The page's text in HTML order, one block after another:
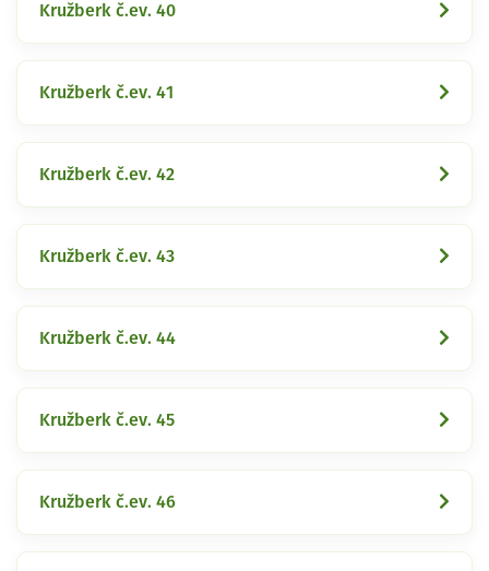
Kružberk č.ev. 40
Kružberk č.ev. 41
Kružberk č.ev. 42
Kružberk č.ev. 43
Kružberk č.ev. 44
Kružberk č.ev. 45
Kružberk č.ev. 46